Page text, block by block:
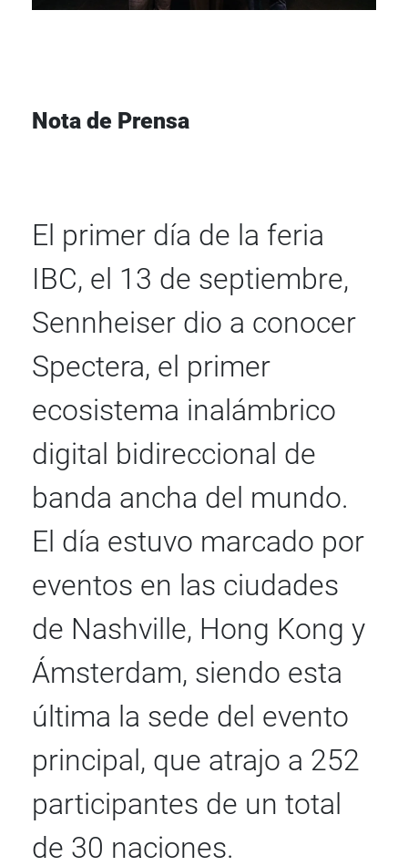
Nota de Prensa
El primer día de la feria
IBC, el 13 de septiembre,
Sennheiser dio a conocer
Spectera, el primer
ecosistema inalámbrico
digital bidireccional de
banda ancha del mundo.
El día estuvo marcado por
eventos en las ciudades
de Nashville, Hong Kong y
Ámsterdam, siendo esta
última la sede del evento
principal, que atrajo a 252
participantes de un total
de 30 naciones.